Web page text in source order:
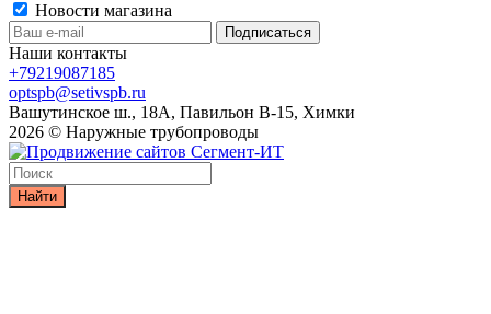
Новости магазина
Наши контакты
+79219087185
optspb@setivspb.ru
Вашутинское ш., 18А, Павильон В-15, Химки
2026 © Наружные трубопроводы
Найти